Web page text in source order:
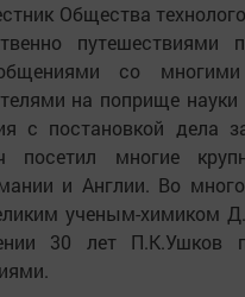
Общества
со
на поприще науки
с постановкой дела
посетил многие
и Англии. Во
ученым-химиком
30 лет П.К.Ушков